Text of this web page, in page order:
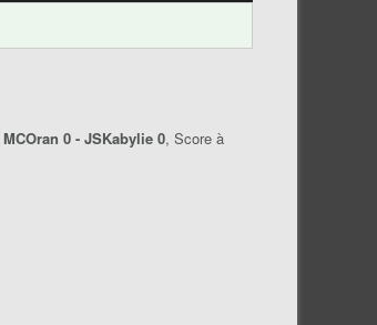
MCOran 0 - JSKabylie 0, Score à